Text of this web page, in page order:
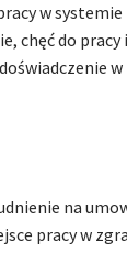
w systemie
chęć do pracy
w
na
pracy w